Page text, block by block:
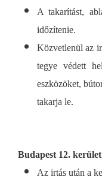
A takarítást,
időzítenie.
Közvetlenül az
tegye védett
eszközöket,
takarja le.
Budapest 12.
Az irtás után a